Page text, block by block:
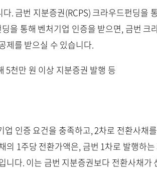
. 금번 지분증권(RCPS) 크라우드펀딩을
을 통해 벤처기업 인증을 받으면, 금번 크
제를 받으실 수 있습니다.
5천만 원 이상 지분증권 발행 등
인증 요건을 충족하고, 2차로 전환사채
의 1주당 전환가액은, 금번 1차로 발행하
니다. 이는 금번 지분증권보다 전환사채가